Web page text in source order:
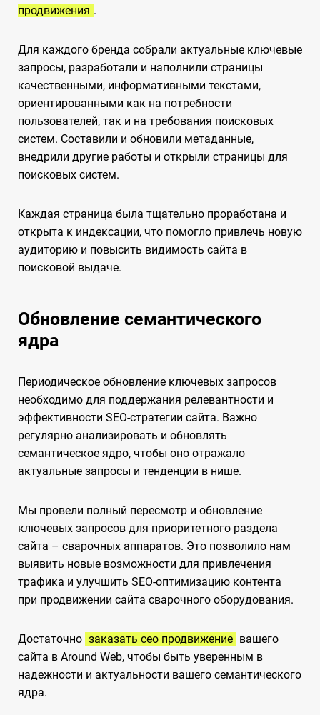
продвижения .
Для каждого бренда собрали актуальные ключевые
запросы, разработали и наполнили страницы
качественными, информативными текстами,
ориентированными как на потребности
пользователей, так и на требования поисковых
систем. Составили и обновили метаданные,
внедрили другие работы и открыли страницы для
поисковых систем.
Каждая страница была тщательно проработана и
открыта к индексации, что помогло привлечь новую
аудиторию и повысить видимость сайта в
поисковой выдаче.
Обновление семантического
ядра
Периодическое обновление ключевых запросов
необходимо для поддержания релевантности и
эффективности SEO-стратегии сайта. Важно
регулярно анализировать и обновлять
семантическое ядро, чтобы оно отражало
актуальные запросы и тенденции в нише.
Мы провели полный пересмотр и обновление
ключевых запросов для приоритетного раздела
сайта – сварочных аппаратов. Это позволило нам
выявить новые возможности для привлечения
трафика и улучшить SEO-оптимизацию контента
при продвижении сайта сварочного оборудования.
Достаточно заказать сео продвижение вашего
сайта в Around Web, чтобы быть уверенным в
надежности и актуальности вашего семантического
ядра.